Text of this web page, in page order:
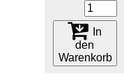
In
den
Warenkorb